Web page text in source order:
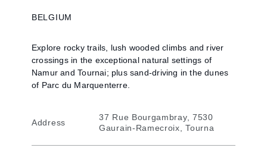
BELGIUM
Explore rocky trails, lush wooded climbs and river
crossings in the exceptional natural settings of
Namur and Tournai; plus sand-driving in the dunes
of Parc du Marquenterre.
Address
37 Rue Bourgambray, 7530
Gaurain-Ramecroix, Tourna